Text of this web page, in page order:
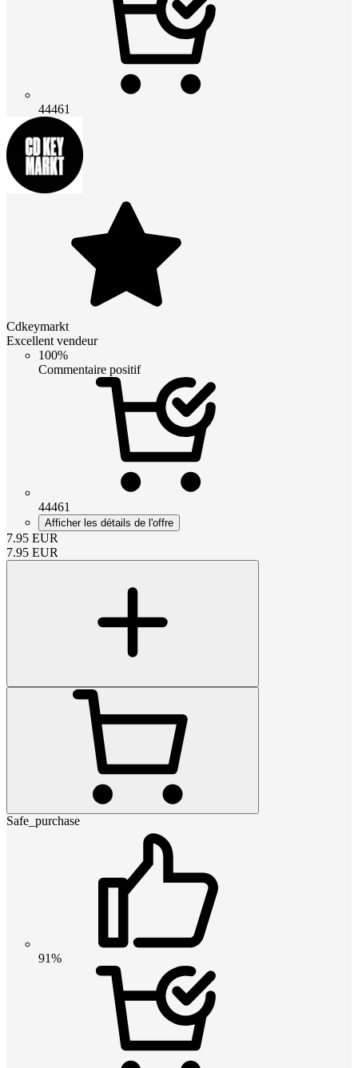
44461
Cdkeymarkt
Excellent vendeur
100%
Commentaire positif
44461
Afficher les détails de l'offre
7.95 EUR
7.95 EUR
Safe_purchase
91%